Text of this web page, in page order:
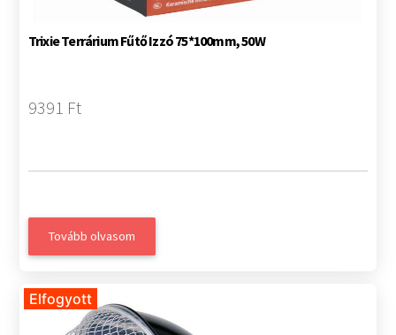
Trixie Terrárium Fűtő Izzó 75*100mm, 50W
9391 Ft
Tovább olvasom
Elfogyott